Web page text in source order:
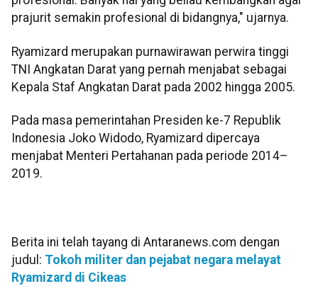
prajurit semakin profesional di bidangnya," ujarnya.
Ryamizard merupakan purnawirawan perwira tinggi
TNI Angkatan Darat yang pernah menjabat sebagai
Kepala Staf Angkatan Darat pada 2002 hingga 2005.
Pada masa pemerintahan Presiden ke-7 Republik
Indonesia Joko Widodo, Ryamizard dipercaya
menjabat Menteri Pertahanan pada periode 2014–
2019.
Berita ini telah tayang di Antaranews.com dengan
judul: Tokoh militer dan pejabat negara melayat
Ryamizard di Cikeas